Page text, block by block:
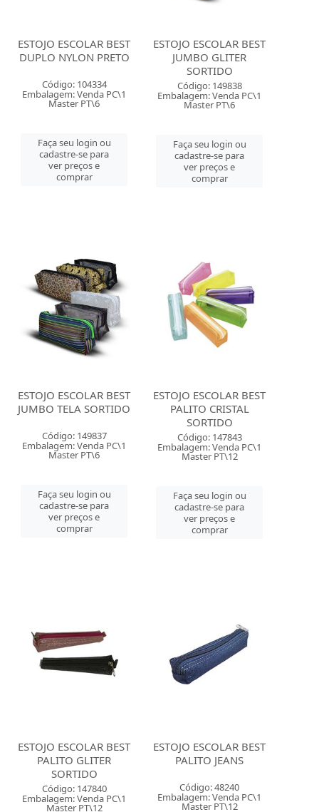
ESTOJO ESCOLAR BEST
DUPLO NYLON PRETO
Código: 104334
Embalagem: Venda PC\1
Master PT\6
Faça seu login ou
cadastre-se para
ver preços e
comprar
ESTOJO ESCOLAR BEST
JUMBO GLITER
SORTIDO
Código: 149838
Embalagem: Venda PC\1
Master PT\6
Faça seu login ou
cadastre-se para
ver preços e
comprar
ESTOJO ESCOLAR BEST
JUMBO TELA SORTIDO
Código: 149837
Embalagem: Venda PC\1
Master PT\6
Faça seu login ou
cadastre-se para
ver preços e
comprar
ESTOJO ESCOLAR BEST
PALITO CRISTAL
SORTIDO
Código: 147843
Embalagem: Venda PC\1
Master PT\12
Faça seu login ou
cadastre-se para
ver preços e
comprar
ESTOJO ESCOLAR BEST
PALITO GLITER
SORTIDO
Código: 147840
Embalagem: Venda PC\1
Master PT\12
ESTOJO ESCOLAR BEST
PALITO JEANS
Código: 48240
Embalagem: Venda PC\1
Master PT\12